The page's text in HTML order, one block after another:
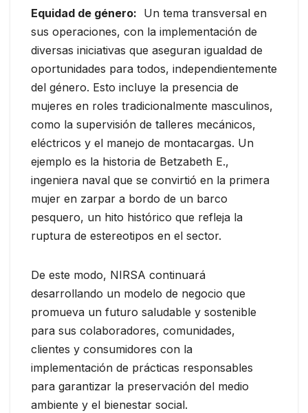
Equidad de género: Un tema transversal en
sus operaciones, con la implementación de
diversas iniciativas que aseguran igualdad de
oportunidades para todos, independientemente
del género. Esto incluye la presencia de
mujeres en roles tradicionalmente masculinos,
como la supervisión de talleres mecánicos,
eléctricos y el manejo de montacargas. Un
ejemplo es la historia de Betzabeth E.,
ingeniera naval que se convirtió en la primera
mujer en zarpar a bordo de un barco
pesquero, un hito histórico que refleja la
ruptura de estereotipos en el sector.
De este modo, NIRSA continuará
desarrollando un modelo de negocio que
promueva un futuro saludable y sostenible
para sus colaboradores, comunidades,
clientes y consumidores con la
implementación de prácticas responsables
para garantizar la preservación del medio
ambiente y el bienestar social.